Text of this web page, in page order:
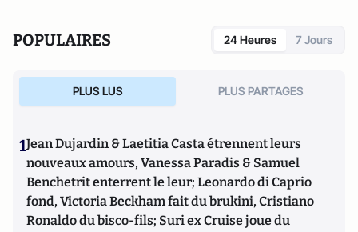
POPULAIRES 24 Heures 7 Jours
PLUS LUS PLUS PARTAGES
1Jean Dujardin & Laetitia Casta étrennent leurs
nouveaux amours, Vanessa Paradis & Samuel
Benchetrit enterrent le leur; Leonardo di Caprio
fond, Victoria Beckham fait du brukini, Cristiano
Ronaldo du bisco-fils; Suri ex Cruise joue du